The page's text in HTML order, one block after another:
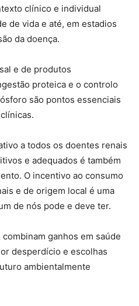
clínico e individual
de vida e até, em estadios
da doença.
e de produtos
proteica e o controlo
são pontos essenciais
a todos os doentes renais
e adequados é também
O incentivo ao consumo
e de origem local é uma
de nós pode e deve ter.
ganhos em saúde
desperdício e escolhas
ambientalmente